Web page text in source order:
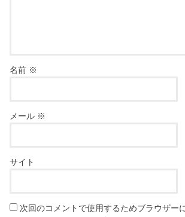
名前 ※
メール ※
サイト
次回のコメントで使用するためブラウザー